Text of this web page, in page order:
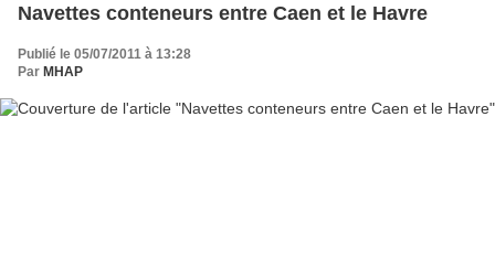
Navettes conteneurs entre Caen et le Havre
Publié le 05/07/2011 à 13:28
Par MHAP